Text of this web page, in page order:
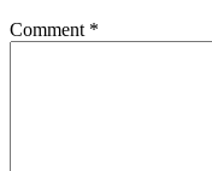
Purchasing
And
Comment *